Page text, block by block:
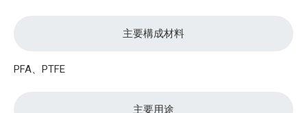
主要構成材料
PFA、PTFE
主要用途